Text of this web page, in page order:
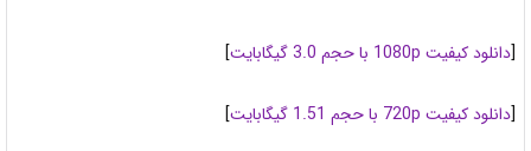
[دانلود کیفیت 1080p با حجم 3.0 گیگابایت ]
[دانلود کیفیت 720p با حجم 1.51 گیگابایت ]